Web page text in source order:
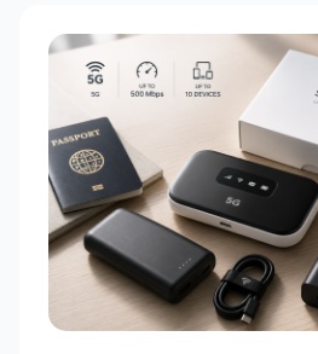
Il nostro pacchetto